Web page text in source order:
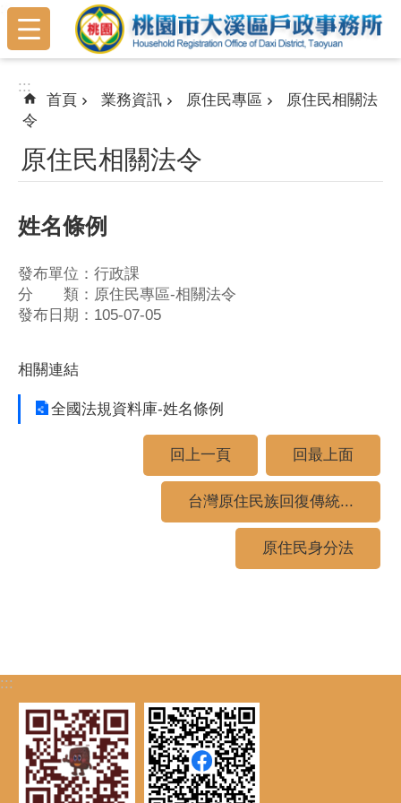
跳到主要內容區塊
:::
:::
首頁 業務資訊 原住民專區
原住民相關法
令
原住民相關法令
姓名條例
發布單位：行政課
分 類：原住民專區-相關法令
發布日期：105-07-05
相關連結
全國法規資料庫-姓名條例
回上一頁 回最上面
台灣原住民族回復傳統...
原住民身分法
:::